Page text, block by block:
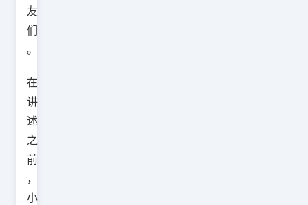
友
们
。
在
讲
述
之
前
，
小